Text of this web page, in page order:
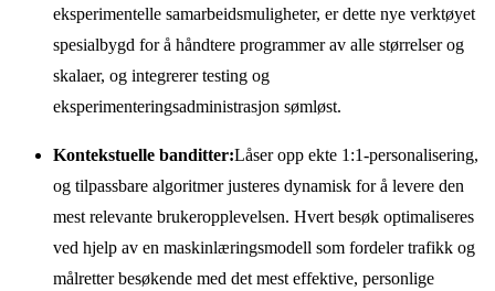
eksperimentelle samarbeidsmuligheter, er dette nye verktøyet
spesialbygd for å håndtere programmer av alle størrelser og
skalaer, og integrerer testing og
eksperimenteringsadministrasjon sømløst.
Kontekstuelle banditter:Låser opp ekte 1:1-personalisering,
og tilpassbare algoritmer justeres dynamisk for å levere den
mest relevante brukeropplevelsen. Hvert besøk optimaliseres
ved hjelp av en maskinlæringsmodell som fordeler trafikk og
målretter besøkende med det mest effektive, personlige